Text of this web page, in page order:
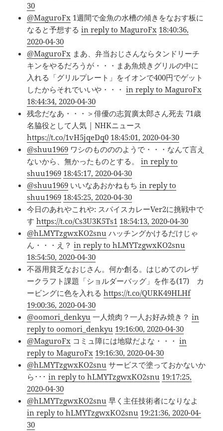
30
@MaguroFx 1週間で金魚の水槽の傾きをなおす板に
なると予想するin reply to MaguroFx 18:40:36,
2020-04-30
@MaguroFx まあ、弁当おじさんならタンドリーチ
キンをやるだろうが・・・まあ魚焼きグリルの中に
入れる「グリルプレート」をイオンで400円でゲット
したからそれでいいや・・・in reply to MaguroFx
18:44:34, 2020-04-30
残念だなあ・・・＞俳優の志賀廣太郎さん死去 71歳
名脇役として人気 | NHKニュース
https://t.co/1vH5jqeDq0 18:45:01, 2020-04-30
@shuu1969 ワシのものののようで・・・なんて言え
ないから、無かったものとする。in reply to
shuu1969 18:45:17, 2020-04-30
@shuu1969 いいなあおかねもちin reply to
shuu1969 18:45:25, 2020-04-30
今日のあれやこれや: スパイスカレーVer2に挑戦中で
すhttps://t.co/Cs3U3K5Ts1 18:54:13, 2020-04-30
@hLMYTzgwxKO2snu ハッチングかけるだけじゃ
ん・・・え？in reply to hLMYTzgwxKO2snu
18:54:50, 2020-04-30
不器用貧乏なおじさん。何か創る。はじめてのレザ
ークラフト課題「ショルダーバッグ」を作る(17) カ
ービングに色を入れるhttps://t.co/QURK49HLHf
19:00:36, 2020-04-30
@oomori_denkyu 一人焼肉？一人お好み焼き？in
reply to oomori_denkyu 19:16:00, 2020-04-30
@MaguroFx コミュ障には地獄だよな・・・in
reply to MaguroFx 19:16:30, 2020-04-30
@hLMYTzgwxKO2snu サービスで塗っておかないか
ら･･･in reply to hLMYTzgwxKO2snu 19:17:25,
2020-04-30
@hLMYTzgwxKO2snu 早く主任技術者になりなよ
in reply to hLMYTzgwxKO2snu 19:21:36, 2020-04-
30